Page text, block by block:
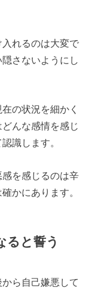
れるのは大変で
さないようにし
の状況を細かく
んな感情を感じ
識します。
を感じるのは辛
かにあります。
ると誓う
ら自己嫌悪して